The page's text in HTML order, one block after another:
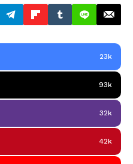
23k
93k
32k
42k